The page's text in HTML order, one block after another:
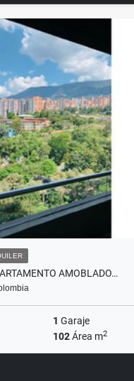
AMOBLADO…
1 Garaje
102Área m2